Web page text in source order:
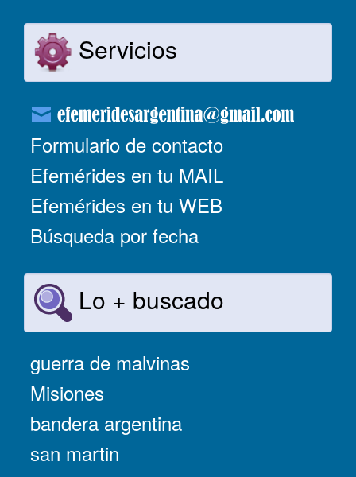
Servicios
Formulario de contacto
Efemérides en tu MAIL
Efemérides en tu WEB
Búsqueda por fecha
Lo + buscado
guerra de malvinas
Misiones
bandera argentina
san martin